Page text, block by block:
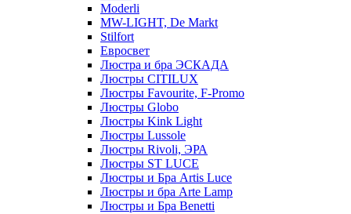
Moderli
MW-LIGHT, De Markt
Stilfort
Евросвет
Люстра и бра ЭСКАДА
Люстры CITILUX
Люстры Favourite, F-Promo
Люстры Globo
Люстры Kink Light
Люстры Lussole
Люстры Rivoli, ЭРА
Люстры ST LUCE
Люстры и Бра Artis Luce
Люстры и бра Arte Lamp
Люстры и Бра Benetti